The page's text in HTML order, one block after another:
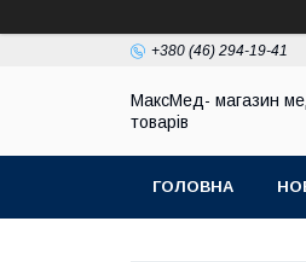
+380 (46) 294-19-41
МаксМед- магазин
товарів
ГОЛОВНА